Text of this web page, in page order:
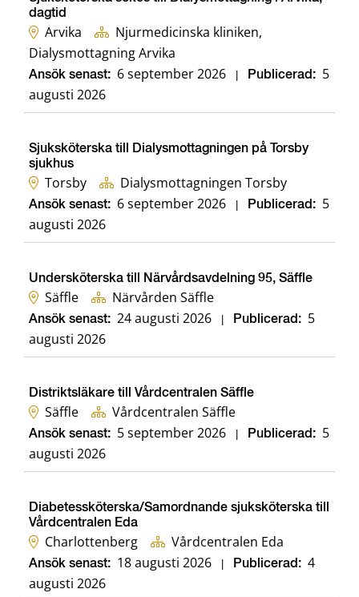
dagtid
Arvika
Njurmedicinska kliniken,
Dialysmottagning Arvika
Ansök senast: 6 september 2026 Publicerad: 5
augusti 2026
Sjuksköterska till Dialysmottagningen på Torsby
sjukhus
Torsby Dialysmottagningen Torsby
Ansök senast: 6 september 2026 Publicerad: 5
augusti 2026
Undersköterska till Närvårdsavdelning 95, Säffle
Säffle Närvården Säffle
Ansök senast: 24 augusti 2026 Publicerad: 5
augusti 2026
Distriktsläkare till Vårdcentralen Säffle
Säffle Vårdcentralen Säffle
Ansök senast: 5 september 2026 Publicerad: 5
augusti 2026
Diabetessköterska/Samordnande sjuksköterska till
Vårdcentralen Eda
Charlottenberg Vårdcentralen Eda
Ansök senast: 18 augusti 2026 Publicerad: 4
augusti 2026